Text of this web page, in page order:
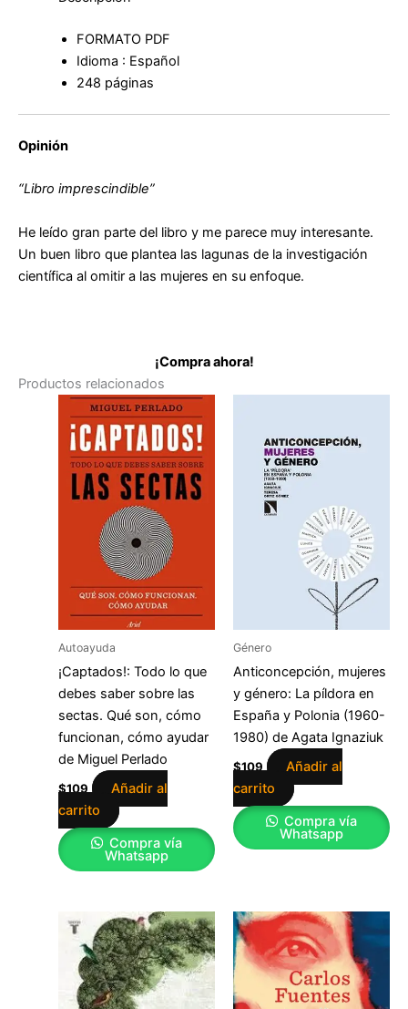
FORMATO PDF
Idioma : Español
248 páginas
Opinión
“Libro imprescindible”
He leído gran parte del libro y me parece muy interesante.
Un buen libro que plantea las lagunas de la investigación
científica al omitir a las mujeres en su enfoque.
¡Compra ahora!
Productos relacionados
Autoayuda
¡Captados!: Todo lo que
debes saber sobre las
sectas. Qué son, cómo
funcionan, cómo ayudar
de Miguel Perlado
$109
Añadir al
carrito
Compra vía
Whatsapp
Género
Anticoncepción, mujeres
y género: La píldora en
España y Polonia (1960-
1980) de Agata Ignaziuk
$109
Añadir al
carrito
Compra vía
Whatsapp